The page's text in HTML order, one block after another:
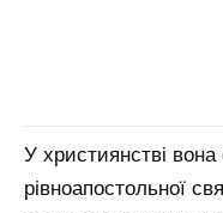
У християнстві
рівноапостольної